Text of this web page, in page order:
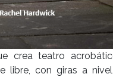
crea teatro
libre, con giras a